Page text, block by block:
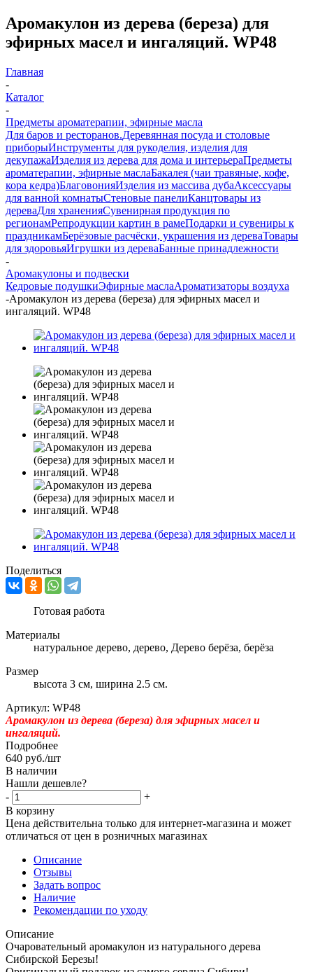
Аромакулон из дерева (береза) для
эфирных масел и ингаляций. WP48
Главная
-
Каталог
-
Предметы ароматерапии, эфирные масла
Для баров и ресторанов.Деревянная посуда и столовые
приборыИнструменты для рукоделия, изделия для
декупажаИзделия из дерева для дома и интерьераПредметы
ароматерапии, эфирные маслаБакалея (чаи травяные, кофе,
кора кедра)БлаговонияИзделия из массива дубаАксессуары
для ванной комнатыСтеновые панелиКанцтовары из
дереваДля храненияСувенирная продукция по
регионамРепродукции картин в рамеПодарки и сувениры к
праздникамБерёзовые расчёски, украшения из дереваТовары
для здоровьяИгрушки из дереваБанные принадлежности
-
Аромакулоны и подвески
Кедровые подушкиЭфирные маслаАроматизаторы воздуха
-Аромакулон из дерева (береза) для эфирных масел и
ингаляций. WP48
Поделиться
Готовая работа
Материалы
натуральное дерево, дерево, Дерево берёза, берёза
Размер
высота 3 см, ширина 2.5 см.
Артикул: WP48
Аромакулон из дерева (береза) для эфирных масел и
ингаляций.
Подробнее
640 руб./шт
В наличии
Нашли дешевле?
-
+
В корзину
Цена действительна только для интернет-магазина и может
отличаться от цен в розничных магазинах
Описание
Отзывы
Задать вопрос
Наличие
Рекомендации по уходу
Описание
Очаровательный аромакулон из натурального дерева
Сибирской Березы!